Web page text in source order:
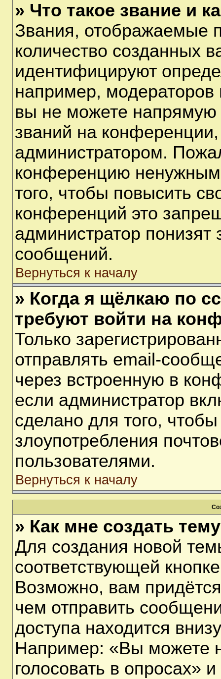
» Что такое звание и
Звания, отображаемые
количество созданных
идентифицируют
например,
вы не можете напрямую
званий на
администратором.
конференцию
того, чтобы повысить
конференций это
администратор понизят
сообщений.
Вернуться к началу
» Когда я щёлкаю по
требуют войти на
Только
отправлять email-
через встроенную в
если администратор
сделано для того,
злоупотребления
пользователями.
Вернуться к началу
» Как мне создать
Для создания новой
соответствующей
Возможно, вам
чем отправить
доступа находится
Например: «Вы можете
голосовать в опросах» и